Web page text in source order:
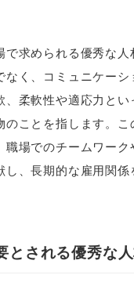
で求められる優秀な人
なく、コミュニケーシ
、柔軟性や適応力と
のことを指します。こ
職場でのチームワーク
し、長期的な雇用関係
とされる優秀な